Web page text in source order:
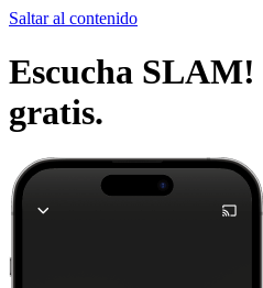
Saltar al contenido
Escucha SLAM!
gratis.